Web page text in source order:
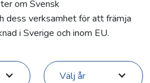
om Svensk
dess verksamhet för att främja
i Sverige och inom EU.
Välj år